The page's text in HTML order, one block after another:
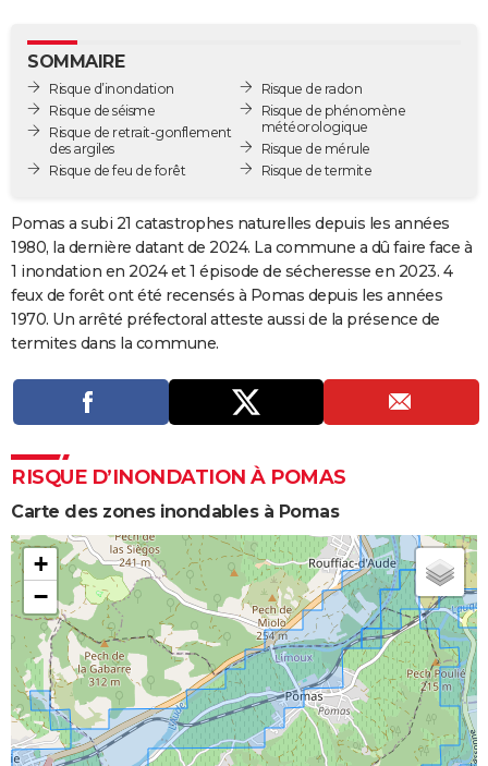
GUIDES D'ACHAT
BONS PLANS
CARTE DE VOEUX
Dictionnaire
Biographies
Citations
Expressions
Proverbes
PROGRAMME TV
COPAINS D'AVANT
S'inscrire
Se connecter
Lycées
Collèges
Primaires
Universités
Entreprises
Service militaire
Avis de recherche
AVIS DE DÉCÈS
FORUM
Lifestyle
Sport
Television
Cinema
SOMMAIRE
Risque d’inondation
Risque de séisme
Risque de retrait-gonflement
des argiles
Risque de feu de forêt
Risque de radon
Risque de phénomène
météorologique
Risque de mérule
Risque de termite
Pomas a subi 21 catastrophes naturelles depuis les années
1980, la dernière datant de 2024. La commune a dû faire face à
1 inondation en 2024 et 1 épisode de sécheresse en 2023. 4
feux de forêt ont été recensés à Pomas depuis les années
1970. Un arrêté préfectoral atteste aussi de la présence de
termites dans la commune.
RISQUE D’INONDATION À POMAS
Carte des zones inondables à Pomas
+
−